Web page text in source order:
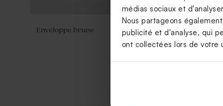
médias sociaux et
Nous partageons
publicité et d'analyse, qui
ont collectées lors de votre
Enveloppe brune Grande